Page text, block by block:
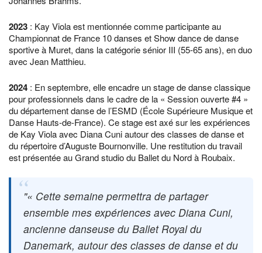
2023 : Kay Viola est mentionnée comme participante au
Championnat de France 10 danses et Show dance de danse
sportive à Muret, dans la catégorie sénior III (55-65 ans), en duo
avec Jean Matthieu.
2024 : En septembre, elle encadre un stage de danse classique
pour professionnels dans le cadre de la « Session ouverte #4 »
du département danse de l’ESMD (École Supérieure Musique et
Danse Hauts-de-France). Ce stage est axé sur les expériences
de Kay Viola avec Diana Cuni autour des classes de danse et
du répertoire d’Auguste Bournonville. Une restitution du travail
est présentée au Grand studio du Ballet du Nord à Roubaix.
« Cette semaine permettra de partager
ensemble mes expériences avec Diana Cuni,
ancienne danseuse du Ballet Royal du
Danemark, autour des classes de danse et du